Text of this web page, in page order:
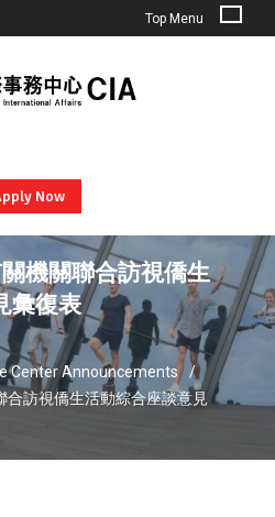
Top Menu
Now
機關聯合訪視僑生
彙復表
Center Announcements
合訪視僑生活動綜合座談意見